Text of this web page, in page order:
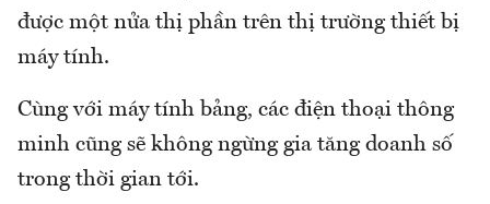
được một nửa thị phần trên thị trường thiết bị
máy tính.
Cùng với máy tính bảng, các điện thoại thông
minh cũng sẽ không ngừng gia tăng doanh số
trong thời gian tới.